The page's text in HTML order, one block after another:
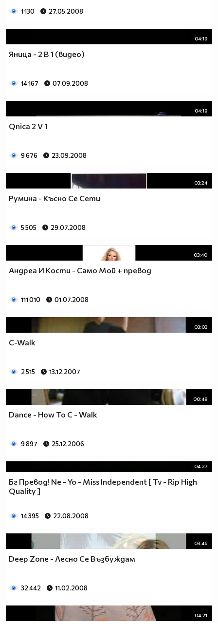
1 130 27.05.2008
04:19
Яница - 2 В 1 (видео)
14 167 07.09.2008
04:19
Qnica 2 V 1
9 676 23.09.2008
03:24
Румина - Късно Се Сети
5 505 29.07.2008
03:40
Андреа И Кости - Само Мой + превод
111 010 01.07.2008
03:03
C-Walk
2 515 13.12.2007
00:49
Dance - How To C - Walk
9 897 25.12.2006
04:27
Бг Превод! Ne - Yo - Miss Independent [ Tv - Rip High
Quality ]
14 395 22.08.2008
03:46
Deep Zone - Лесно Се Възбуждам
32 442 11.02.2008
04:21